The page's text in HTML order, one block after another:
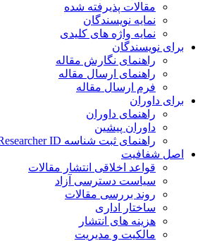
مقالات پذیرفته شده
نمایه نویسندگان
نمایه واژه های کلیدی
نویسندگان
راهنمای نگارش مقاله
راهنمای ارسال مقاله
فرم ارسال مقاله
داوران
راهنمای داوران
داوران پیشین
راهنمای ثبت شناسه Researcher ID و ثبت داوری
شفافیت
قواعد اخلاقی انتشار مقالات
سیاست دسترسی آزاد
روند بررسی مقالات
ساختار اداری
هزینه های انتشار
مالکیت و مدیریت